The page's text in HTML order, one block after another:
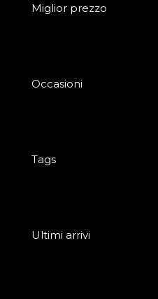
Miglior prezzo
Occasioni
Tags
Ultimi arrivi